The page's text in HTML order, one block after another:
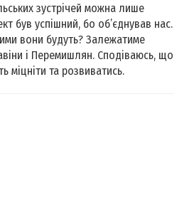
зустрічей можна лише
був успішний, бо об’єднував нас.
вони будуть? Залежатиме
і Перемишлян. Сподіваюсь, що
міцніти та розвиватись.